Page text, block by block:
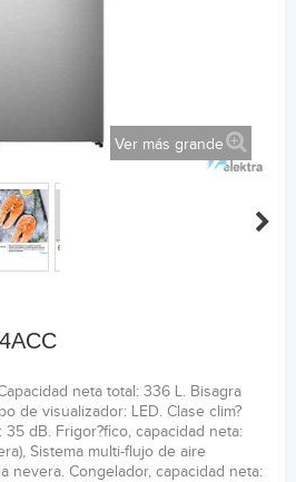
Ver más grande
neta total: 336 L. Bisagra
de visualizador: LED. Clase clim?
35 dB. Frigor?fico, capacidad neta:
Sistema multi-flujo de aire
nevera. Congelador, capacidad neta: